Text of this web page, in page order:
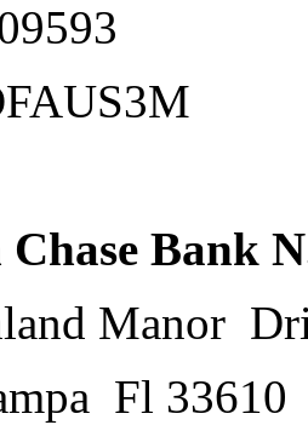
Bank
Manor
Fl 33610